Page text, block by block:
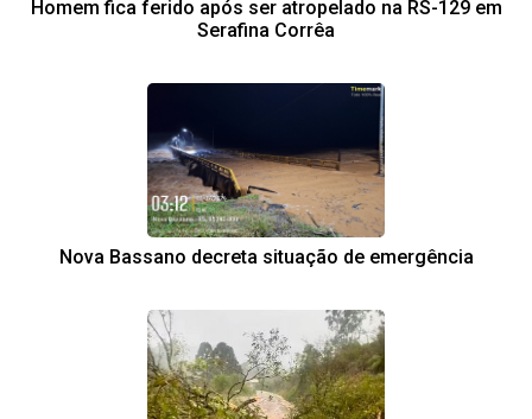
Homem fica ferido após ser atropelado na RS-129 em
Serafina Corrêa
Nova Bassano decreta situação de emergência